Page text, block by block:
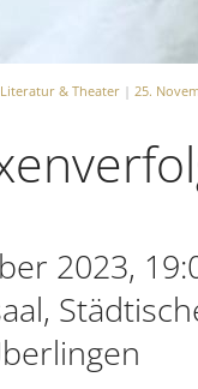
Literatur & Theater | 25.
2023,